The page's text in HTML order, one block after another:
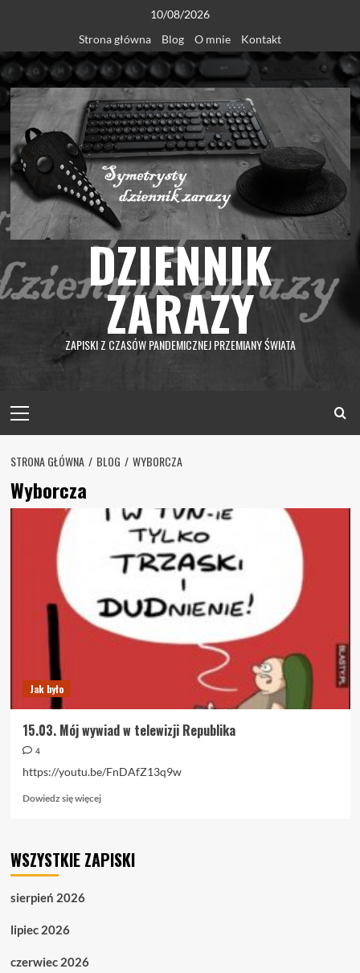
content
10/08/2026
Strona główna
Blog O mnie Kontakt
DZIENNIK
ZARAZY
ZAPISKI Z CZASÓW PANDEMICZNEJ PRZEMIANY ŚWIATA
Menu
STRONA GŁÓWNA BLOG WYBORCZA
Wyborcza
Jak było
15.03. Mój wywiad w telewizji Republika
4
https://youtu.be/FnDAfZ13q9w
Dowiedz się więcejDowiedz
15.03.
WSZYSTKIE ZAPISKI
sierpień 2026
lipiec 2026
czerwiec 2026